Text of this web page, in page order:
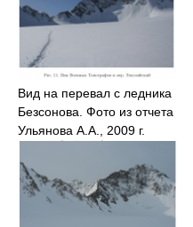
Вид на перевал с ледника
Безсонова. Фото из отчета
Ульянова А.А., 2009 г.